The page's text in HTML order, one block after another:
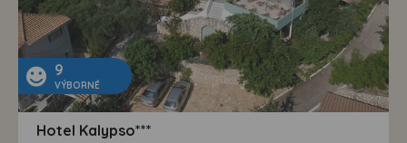
9
VÝBORNÉ
Hotel Kalypso***